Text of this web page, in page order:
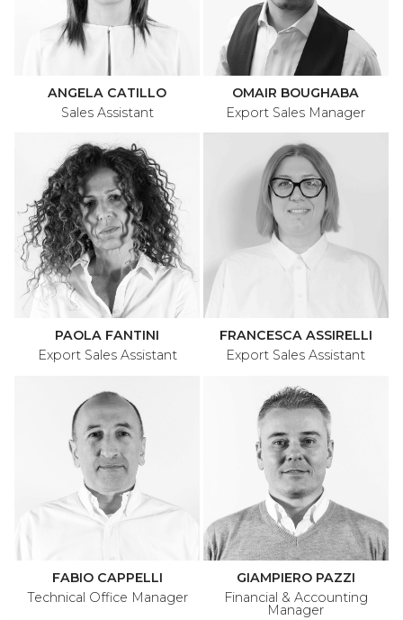
ANGELA CATILLO
Sales Assistant
OMAIR BOUGHABA
Export Sales Manager
PAOLA FANTINI
Export Sales Assistant
FRANCESCA ASSIRELLI
Export Sales Assistant
FABIO CAPPELLI
Technical Office Manager
GIAMPIERO PAZZI
Financial & Accounting
Manager